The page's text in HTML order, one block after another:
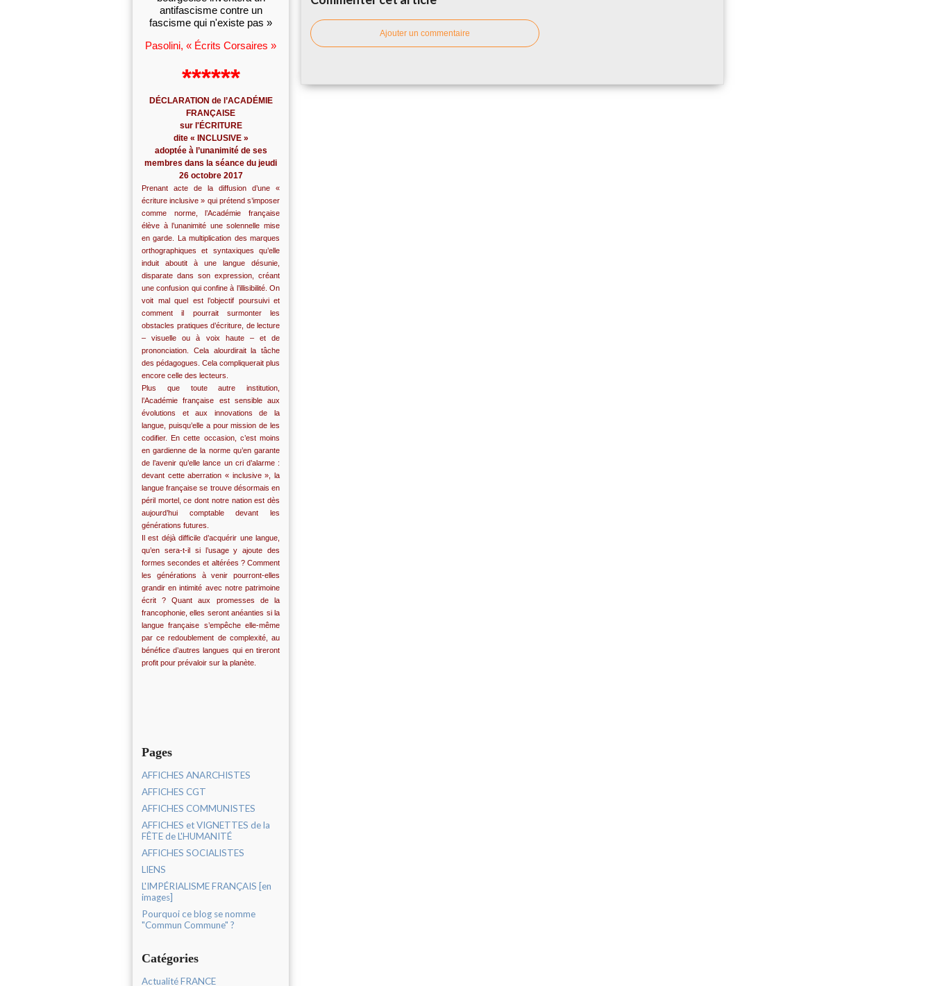
antifascisme contre un
fascisme qui n'existe pas »
Pasolini, « Écrits Corsaires »
******
DÉCLARATION de l’ACADÉMIE
FRANÇAISE
sur l'ÉCRITURE
dite « INCLUSIVE »
adoptée à l’unanimité de ses
membres dans la séance du jeudi
26 octobre 2017
Prenant acte de la diffusion d’une «
écriture inclusive » qui prétend s’imposer
comme norme, l’Académie française
élève à l’unanimité une solennelle mise
en garde. La multiplication des marques
orthographiques et syntaxiques qu’elle
induit aboutit à une langue désunie,
disparate dans son expression, créant
une confusion qui confine à l’illisibilité. On
voit mal quel est l’objectif poursuivi et
comment il pourrait surmonter les
obstacles pratiques d’écriture, de lecture
– visuelle ou à voix haute – et de
prononciation. Cela alourdirait la tâche
des pédagogues. Cela compliquerait plus
encore celle des lecteurs.
Plus que toute autre institution,
l’Académie française est sensible aux
évolutions et aux innovations de la
langue, puisqu’elle a pour mission de les
codifier. En cette occasion, c’est moins
en gardienne de la norme qu’en garante
de l’avenir qu’elle lance un cri d’alarme :
devant cette aberration « inclusive », la
langue française se trouve désormais en
péril mortel, ce dont notre nation est dès
aujourd’hui comptable devant les
générations futures.
Il est déjà difficile d’acquérir une langue,
qu’en sera-t-il si l’usage y ajoute des
formes secondes et altérées ? Comment
les générations à venir pourront-elles
grandir en intimité avec notre patrimoine
écrit ? Quant aux promesses de la
francophonie, elles seront anéanties si la
langue française s’empêche elle-même
par ce redoublement de complexité, au
bénéfice d’autres langues qui en tireront
profit pour prévaloir sur la planète.
Pages
AFFICHES ANARCHISTES
AFFICHES CGT
AFFICHES COMMUNISTES
AFFICHES et VIGNETTES de la
FÊTE de L'HUMANITÉ
AFFICHES SOCIALISTES
LIENS
L'IMPÉRIALISME FRANÇAIS [en
images]
Pourquoi ce blog se nomme
"Commun Commune" ?
Catégories
Actualité FRANCE
Ajouter un commentaire